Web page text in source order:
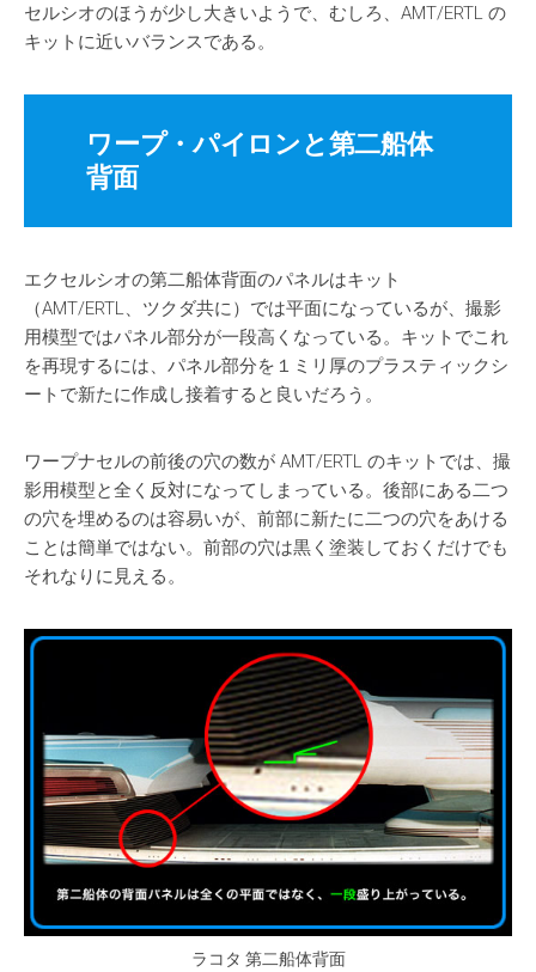
セルシオのほうが少し大きいようで、むしろ、AMT/ERTL の
キットに近いバランスである。
ワープ・パイロンと第二船体
背面
エクセルシオの第二船体背面のパネルはキット
（AMT/ERTL、ツクダ共に）では平面になっているが、撮影
用模型ではパネル部分が一段高くなっている。キットでこれ
を再現するには、パネル部分を１ミリ厚のプラスティックシ
ートで新たに作成し接着すると良いだろう。
ワープナセルの前後の穴の数が AMT/ERTL のキットでは、撮
影用模型と全く反対になってしまっている。後部にある二つ
の穴を埋めるのは容易いが、前部に新たに二つの穴をあける
ことは簡単ではない。前部の穴は黒く塗装しておくだけでも
それなりに見える。
ラコタ 第二船体背面